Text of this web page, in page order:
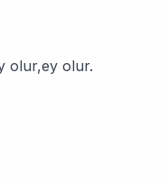
olur,ey olur.